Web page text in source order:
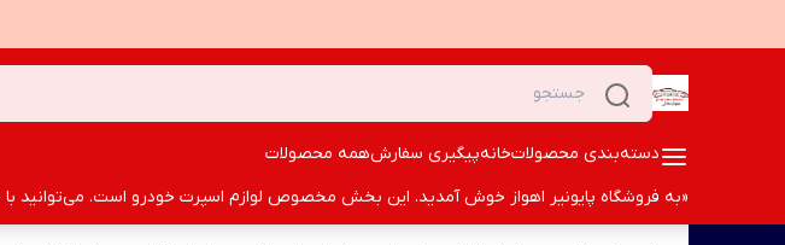
دسته‌بندی محصولاتخانهپیگیری سفارشهمه محصولات
«به فروشگاه پایونیر اهواز خوش آمدید. این بخش مخصوص لوازم اسپرت خودرو است. می‌توانید